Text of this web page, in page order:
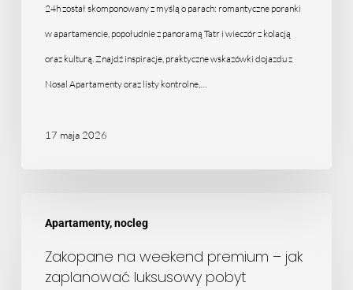
dnia24h został skomponowany z myślą o parach: romantyczne poranki
w apartamencie, popołudnie z panoramą Tatr i wieczór z kolacją
oraz kulturą. Znajdź inspiracje, praktyczne wskazówki dojazdu z
Nosal Apartamenty oraz listy kontrolne,…
17 maja 2026
Apartamenty, nocleg
weekend
premium
Zakopane na weekend premium – jak
zaplanować luksusowy pobyt